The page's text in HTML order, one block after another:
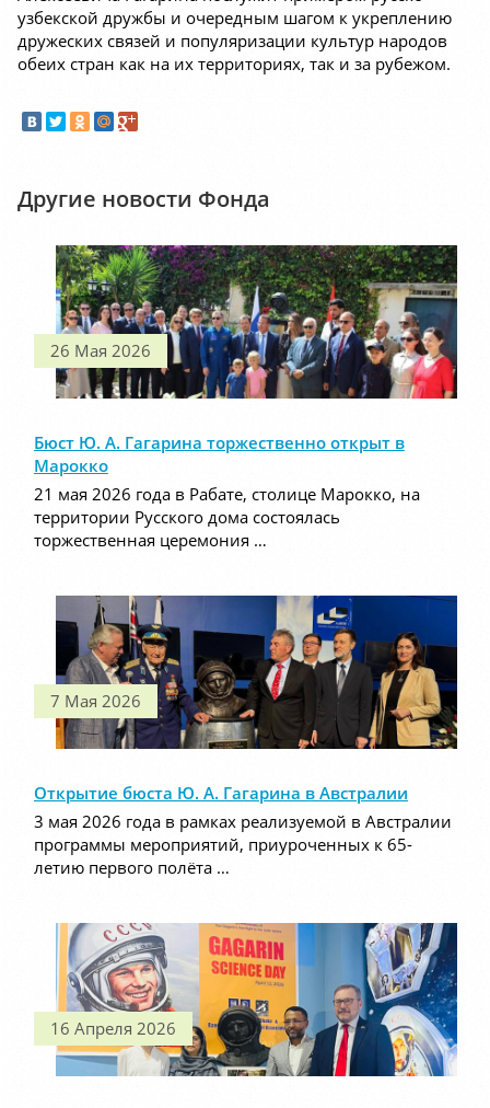
узбекской дружбы и очередным шагом к укреплению
дружеских связей и популяризации культур народов
обеих стран как на их территориях, так и за рубежом.
Другие новости Фонда
26 Мая 2026
Бюст Ю. А. Гагарина торжественно открыт в
Марокко
21 мая 2026 года в Рабате, столице Марокко, на
территории Русского дома состоялась
торжественная церемония …
7 Мая 2026
Открытие бюста Ю. А. Гагарина в Австралии
3 мая 2026 года в рамках реализуемой в Австралии
программы мероприятий, приуроченных к 65-
летию первого полёта …
16 Апреля 2026